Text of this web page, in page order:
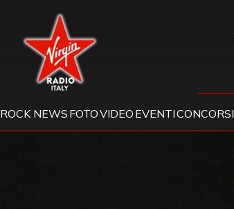
Virgin Radio
ROCK NEWS FOTOVIDEO EVENTICONCORSI